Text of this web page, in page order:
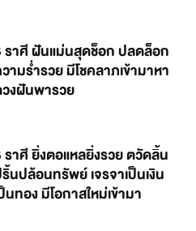
ราศี ฝันแม่นสุดช็อก ปลดล็อก
ามร่ำรวย มีโชคลาภเข้ามาหา
งฝันพารวย
ราศี ยิ่งตอแหลยิ่งรวย ตวัดลิ้น
นปล้อนทรัพย์ เจรจาเป็นเงิน
นทอง มีโอกาสใหม่เข้ามา